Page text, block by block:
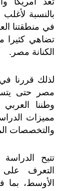
بالنسبة
في منطقتنا
تضاهي كثيرا
الكنانة مصر.
مصر حتى
وطننا
مميزات
والتخصصات
تتيح
التعرف على
الأوسط، بما